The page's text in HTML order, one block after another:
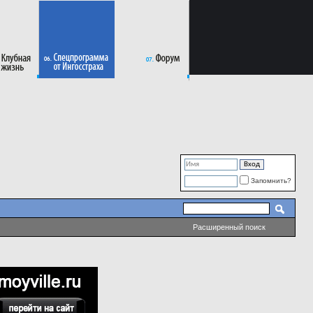
Запомнить?
Расширенный поиск